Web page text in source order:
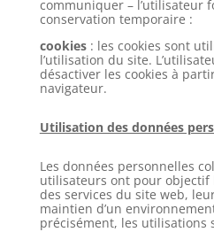
communiquer – l’utilisateur
conservation temporaire :
cookies : les cookies sont
l’utilisation du site.
désactiver les cookies à
navigateur.
Utilisation des données
Les données personnelles
utilisateurs ont pour objectif
des services du site web,
maintien d’un
précisément, les utilisations